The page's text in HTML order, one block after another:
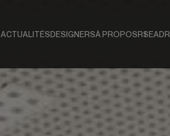
ACTUALITÉSDESIGNERSÀ PROPOSRSE